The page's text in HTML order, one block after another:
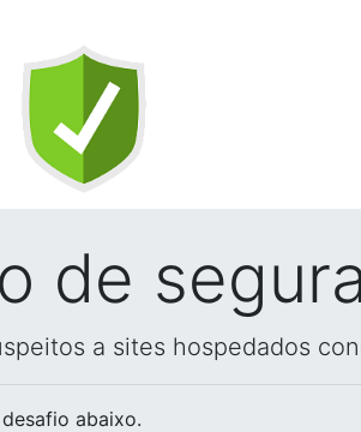
de
a sites hospedados
abaixo.